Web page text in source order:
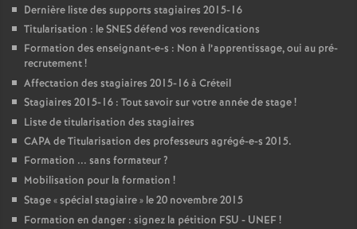
Dernière liste des supports stagiaires 2015-16
Titularisation : leSNESdéfend vos revendications
Formation des enseignant-e-s : Non à l’apprentissage, oui au pré-
recrutement!
Affectation des stagiaires 2015-16 à Créteil
Stagiaires 2015-16 : Tout savoir sur votre année de stage!
Liste de titularisation des stagiaires
CAPAde Titularisation des professeurs agrégé-e-s 2015.
Formation ... sans formateur?
Mobilisation pour la formation !
Stage «spécial stagiaire» le 20 novembre 2015
Formation en danger : signez la pétition FSU - UNEF!